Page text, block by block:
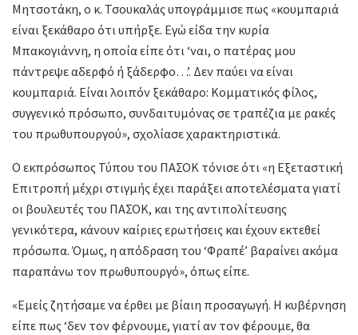
Μητσοτάκη, ο κ. Τσουκαλάς υπογράμμισε πως «κουμπαριά
είναι ξεκάθαρο ότι υπήρξε. Εγώ είδα την κυρία
Μπακογιάννη, η οποία είπε ότι ‘ναι, ο πατέρας μου
πάντρεψε αδερφό ή ξάδερφο…’. Δεν παύει να είναι
κουμπαριά. Είναι λοιπόν ξεκάθαρο: Κομματικός φίλος,
συγγενικό πρόσωπο, συνδαιτυμόνας σε τραπέζια με ρακές
του πρωθυπουργού», σχολίασε χαρακτηριστικά.
Ο εκπρόσωπος Τύπου του ΠΑΣΟΚ τόνισε ότι «η Εξεταστική
Επιτροπή μέχρι στιγμής έχει παράξει αποτελέσματα γιατί
οι βουλευτές του ΠΑΣΟΚ, και της αντιπολίτευσης
γενικότερα, κάνουν καίριες ερωτήσεις και έχουν εκτεθεί
πρόσωπα. Όμως, η απόδραση του ‘Φραπέ’ βαραίνει ακόμα
παραπάνω τον πρωθυπουργό», όπως είπε.
«Εμείς ζητήσαμε να έρθει με βίαιη προσαγωγή. Η κυβέρνηση
είπε πως ‘δεν τον φέρνουμε, γιατί αν τον φέρουμε, θα